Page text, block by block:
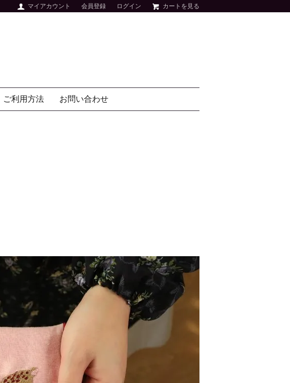
マイアカウント 会員登録 ログイン カートを見る
ご利用方法 お問い合わせ